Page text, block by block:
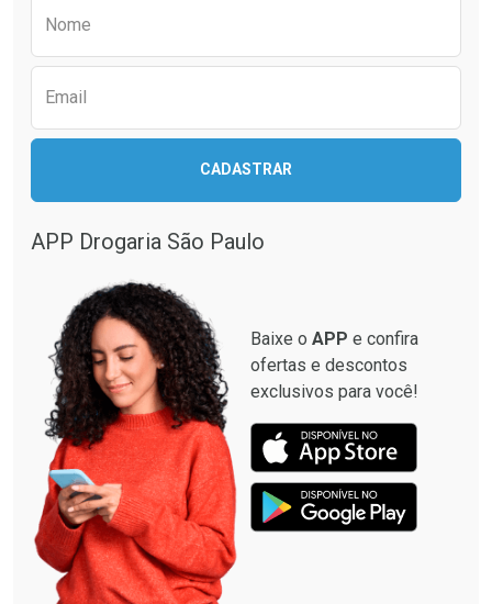
Nome
Email
CADASTRAR
APP Drogaria São Paulo
Baixe o APP e confira
ofertas e descontos
exclusivos para você!